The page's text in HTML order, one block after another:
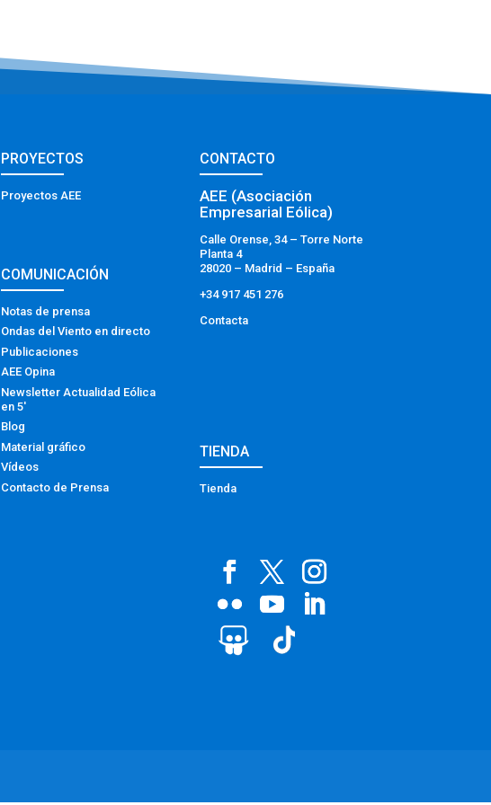
PROYECTOS
Proyectos AEE
COMUNICACIÓN
Notas de prensa
Ondas del Viento en directo
Publicaciones
AEE Opina
Newsletter Actualidad Eólica
en 5′
Blog
Material gráfico
Vídeos
Contacto de Prensa
CONTACTO
AEE (Asociación
Empresarial Eólica)
Calle Orense, 34 – Torre Norte
Planta 4
28020 – Madrid – España
+34 917 451 276
Contacta
TIENDA
Tienda